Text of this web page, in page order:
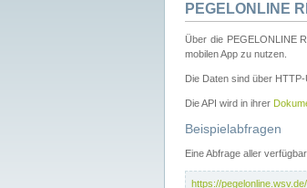
PEGELONLINE
Über die PEGELONLINE
mobilen App zu nutzen.
Die Daten sind über
Die API wird in ihrer
Beispielabfragen
Eine Abfrage aller
https://